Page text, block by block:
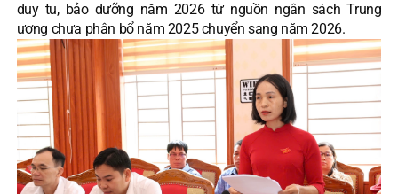
duy tu, bảo dưỡng năm 2026 từ nguồn ngân sách Trung
ương chưa phân bổ năm 2025 chuyển sang năm 2026.